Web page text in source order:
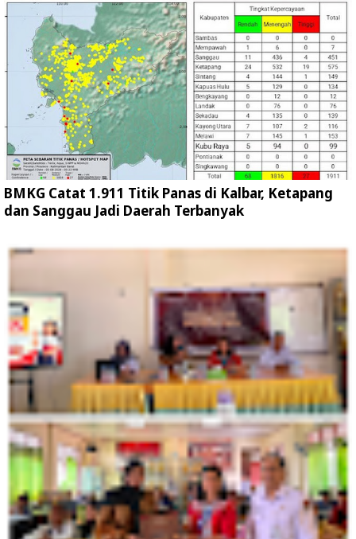
BMKG Catat 1.911 Titik Panas di Kalbar, Ketapang
dan Sanggau Jadi Daerah Terbanyak